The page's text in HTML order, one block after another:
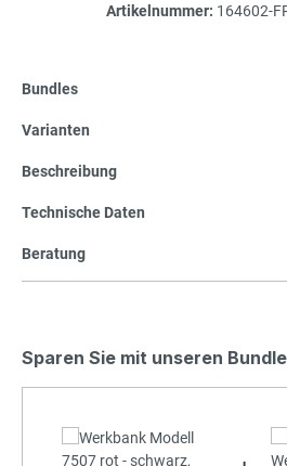
Artikelnummer: 164602-
Bundles
Varianten
Beschreibung
Technische Daten
Beratung
Sparen Sie mit unseren